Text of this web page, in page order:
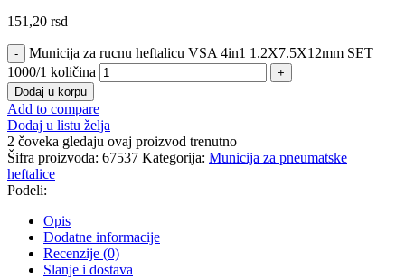
151,20 rsd
Municija za rucnu heftalicu VSA 4in1 1.2X7.5X12mm SET
1000/1 količina
Dodaj u korpu
Add to compare
Dodaj u listu želja
2 čoveka gledaju ovaj proizvod trenutno
Šifra proizvoda: 67537 Kategorija: Municija za pneumatske
heftalice
Podeli:
Opis
Dodatne informacije
Recenzije (0)
Slanje i dostava